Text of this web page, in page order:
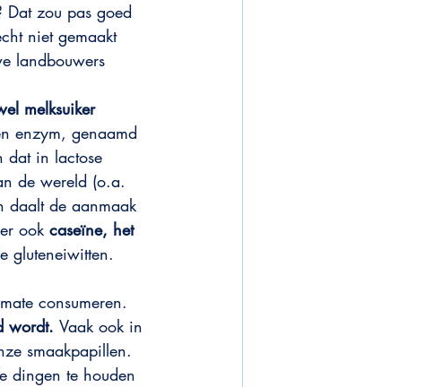
Dat zou pas goed
niet gemaakt
landbouwers
melksuiker
enzym, genaamd
dat in lactose
de wereld (o.a.
daalt de aanmaak
ook caseïne, het
gluteneiwitten.
consumeren.
wordt. Vaak ook in
smaakpapillen.
dingen te houden